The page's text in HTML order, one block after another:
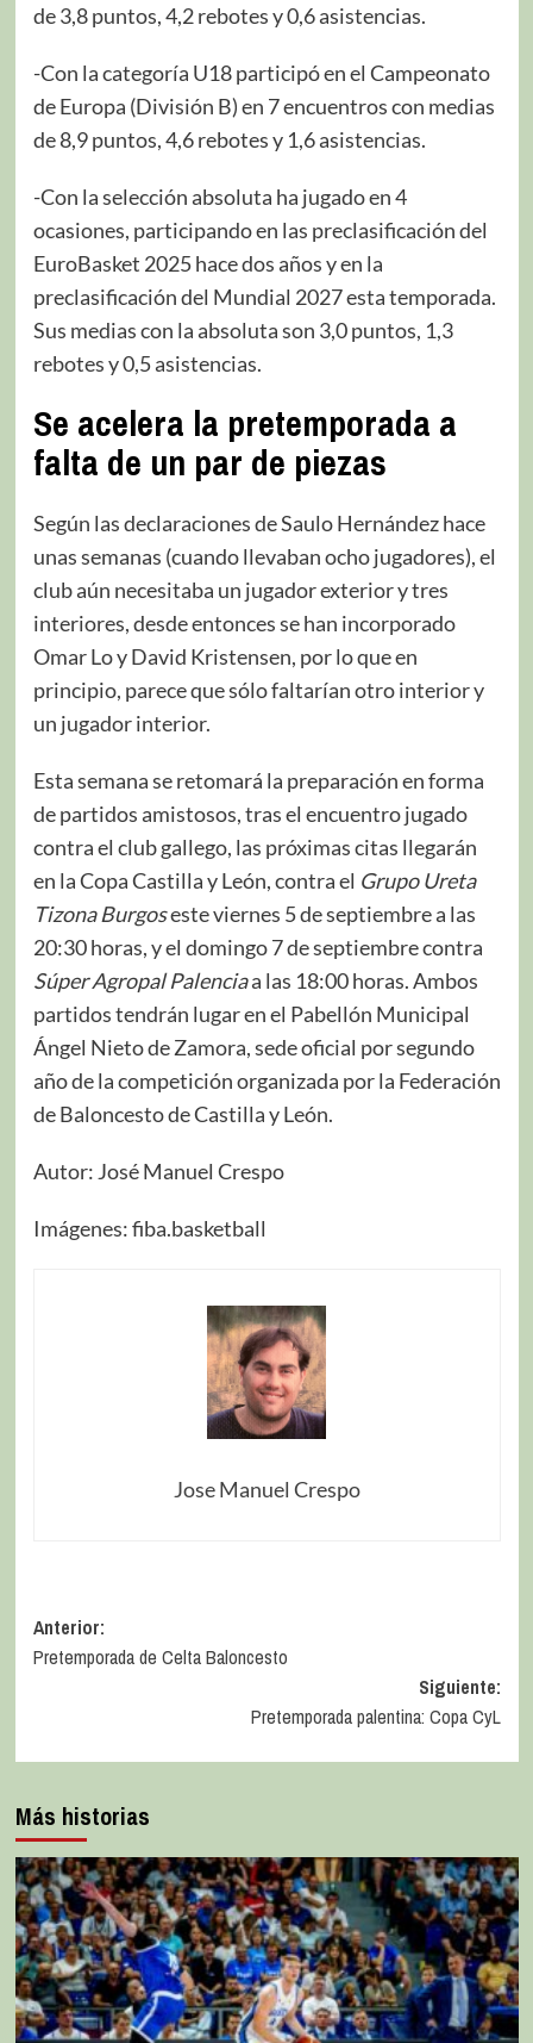
de 3,8 puntos, 4,2 rebotes y 0,6 asistencias.
-Con la categoría U18 participó en el Campeonato
de Europa (División B) en 7 encuentros con medias
de 8,9 puntos, 4,6 rebotes y 1,6 asistencias.
-Con la selección absoluta ha jugado en 4
ocasiones, participando en las preclasificación del
EuroBasket 2025 hace dos años y en la
preclasificación del Mundial 2027 esta temporada.
Sus medias con la absoluta son 3,0 puntos, 1,3
rebotes y 0,5 asistencias.
Se acelera la pretemporada a
falta de un par de piezas
Según las declaraciones de Saulo Hernández hace
unas semanas (cuando llevaban ocho jugadores), el
club aún necesitaba un jugador exterior y tres
interiores, desde entonces se han incorporado
Omar Lo y David Kristensen, por lo que en
principio, parece que sólo faltarían otro interior y
un jugador interior.
Esta semana se retomará la preparación en forma
de partidos amistosos, tras el encuentro jugado
contra el club gallego, las próximas citas llegarán
en la Copa Castilla y León, contra el Grupo Ureta
Tizona Burgoseste viernes 5 de septiembre a las
20:30 horas, y el domingo 7 de septiembre contra
Súper Agropal Palenciaa las 18:00 horas. Ambos
partidos tendrán lugar en el Pabellón Municipal
Ángel Nieto de Zamora, sede oficial por segundo
año de la competición organizada por la Federación
de Baloncesto de Castilla y León.
Autor: José Manuel Crespo
Imágenes: fiba.basketball
Jose Manuel Crespo
Anterior:
Pretemporada de Celta Baloncesto
Siguiente:
Pretemporada palentina: Copa CyL
Más historias